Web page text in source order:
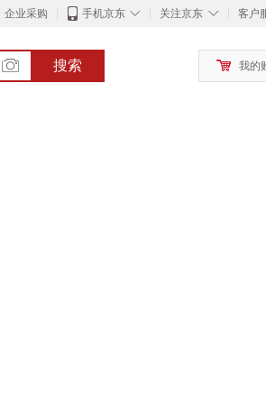
企业采购 ◇
手机京东 ◇
关注京东 客户
搜索
我的